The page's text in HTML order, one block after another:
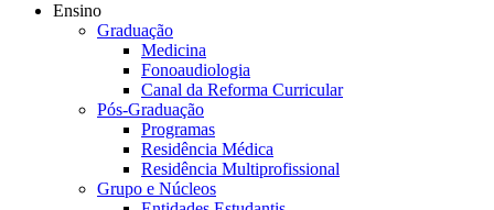
Ensino
Graduação
Medicina
Fonoaudiologia
Canal da Reforma Curricular
Pós-Graduação
Programas
Residência Médica
Residência Multiprofissional
Grupo e Núcleos